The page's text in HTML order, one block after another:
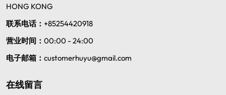
HONG KONG
联系电话： +85254420918
营业时间： 00:00 - 24:00
电子邮箱： customerhuyu@gmail.com
在线留言